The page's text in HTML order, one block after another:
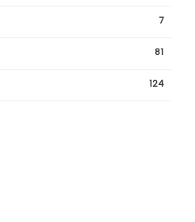
7
81
124